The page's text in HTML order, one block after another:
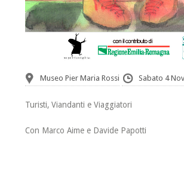
Museo Pier Maria Rossi Sabato 4
Turisti, Viandanti e Viaggiatori
Con Marco Aime e Davide Papotti